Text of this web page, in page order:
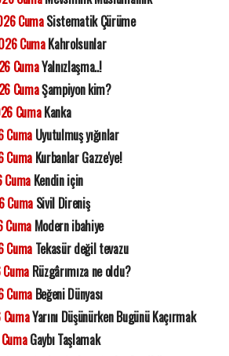
CumaSistematik Çürüme
CumaKahrolsunlar
CumaYalnızlaşma..!
CumaŞampiyon kim?
CumaKanka
CumaUyutulmuş yığınlar
CumaKurbanlar Gazze'ye!
CumaKendin için
CumaSivil Direniş
CumaModern ibahiye
CumaTekasür değil tevazu
Rüzgârımıza ne oldu?
CumaBeğeni Dünyası
Yarını Düşünürken Bugünü Kaçırmak
Gaybı Taşlamak